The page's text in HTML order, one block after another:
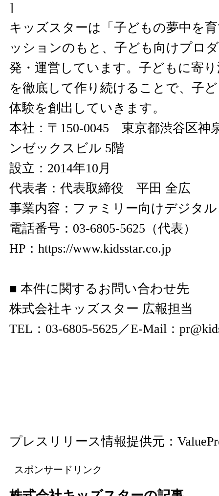
]
キッズスターは「子どもの夢中を
ッションのもと、子ども向けプロ
発・運営しています。子どもに寄
を徹底して作り続けることで、子
体験を創出していきます。
本社：〒150-0045 東京都渋谷区神
ンゼックスビル 5階
設立：2014年10月
代表者：代表取締役 平田 全広
事業内容：ファミリー向けデジタ
電話番号：03-6805-5625（代表）
HP： https://www.kidsstar.co.jp
■ 本件に関するお問い合わせ先
株式会社キッズスター 広報担当
TEL：03-6805-5625／E-Mail：
プレスリリース情報提供元：
スポンサードリンク